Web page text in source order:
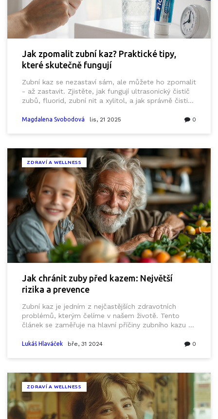
Jak zpomalit zubní kaz? Praktické tipy,
které skutečně fungují
Zubní kaz se nezastaví sám, ale můžete ho zpomalit
- až zastavit. Zjistěte, jak fungují ultrasonický čistič
zubů, fluorid, zubní nit a xylitol, a jak správně čistit
Magdalena Svobodová lis, 21 2025 0
ZDRAVÍ A WELLNESS
Jak chránit zuby před kazem: Největší
rizika a prevence
Zubní kaz je jedním z nejčastějších zdravotních
problémů, kterým čelíme v našem životě. Tento
článek se zaměřuje na hlavní příčiny zubního kazu a
stravovacích návyků po nedostatečnou ústní
své úsměvy udržet zdravé a silné.
Lukáš Hlaváček bře, 31 2024 0
ZDRAVÍ A WELLNESS